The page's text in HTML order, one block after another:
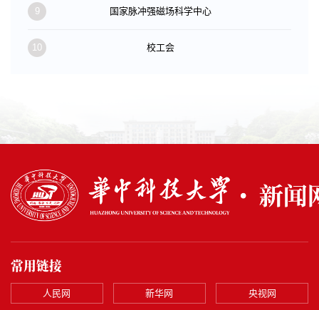
9 国家脉冲强磁场科学中心
10 校工会
常用链接
人民网 新华网 央视网